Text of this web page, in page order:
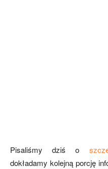
Pisaliśmy dziś o
dokładamy kolejną porcję